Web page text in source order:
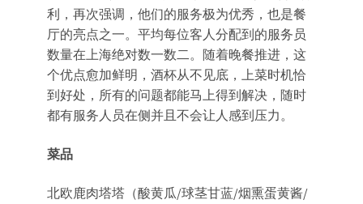
利，再次强调，他们的服务极为优秀，也是餐
厅的亮点之一。平均每位客人分配到的服务员
数量在上海绝对数一数二。随着晚餐推进，这
个优点愈加鲜明，酒杯从不见底，上菜时机恰
到好处，所有的问题都能马上得到解决，随时
都有服务人员在侧并且不会让人感到压力。
菜品
北欧鹿肉塔塔（酸黄瓜/球茎甘蓝/烟熏蛋黄酱/